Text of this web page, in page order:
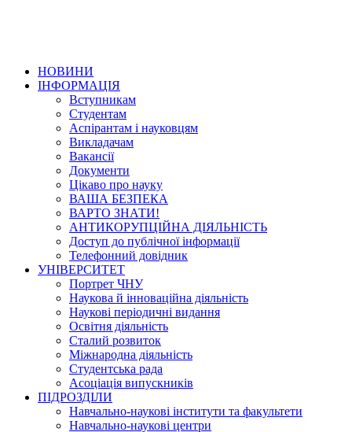
НОВИНИ
ІНФОРМАЦІЯ
Вступникам
Студентам
Аспірантам і науковцям
Викладачам
Вакансії
Документи
Цікаво про науку
ВАША БЕЗПЕКА
ВАРТО ЗНАТИ!
АНТИКОРУПЦІЙНА ДІЯЛЬНІСТЬ
Доступ до публічної інформації
Телефонний довідник
УНІВЕРСИТЕТ
Портрет ЧНУ
Наукова й інноваційна діяльність
Наукові періодичні видання
Освітня діяльність
Сталий розвиток
Міжнародна діяльність
Студентська рада
Асоціація випускників
ПІДРОЗДІЛИ
Навчально-наукові інститути та факультети
Навчально-наукові центри